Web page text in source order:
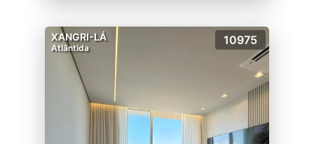
XANGRI-LÁ
Atlântida
10975